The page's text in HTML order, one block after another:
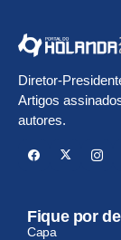
Diretor-
Artigos
autores.
Fique por
Capa